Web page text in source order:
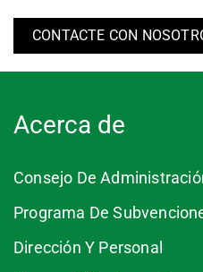
CONTACTE CON
Acerca de
Consejo De
Programa De
Dirección Y Personal